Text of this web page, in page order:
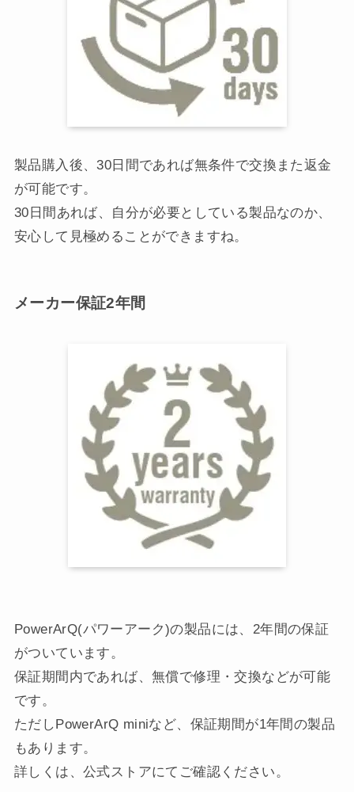
製品購入後、30日間であれば無条件で交換また返金
が可能です。
30日間あれば、自分が必要としている製品なのか、
安心して見極めることができますね。
メーカー保証2年間
PowerArQ(パワーアーク)の製品には、2年間の保証
がついています。
保証期間内であれば、無償で修理・交換などが可能
です。
ただしPowerArQ miniなど、保証期間が1年間の製品
もあります。
詳しくは、公式ストアにてご確認ください。